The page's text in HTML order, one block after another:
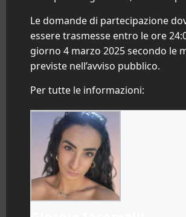
Le domande di partecipazione
essere trasmesse entro le ore
giorno 4 marzo 2025 secondo le
previste nell’avviso pubblico.
Per tutte le informazioni: